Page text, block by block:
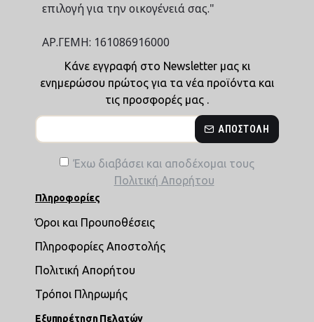
επιλογή για την οικογένειά σας."
ΑΡ.ΓΕΜΗ: 161086916000
Κάνε εγγραφή στο Newsletter μας κι
ενημερώσου πρώτος για τα νέα προϊόντα και
τις προσφορές μας .
ΑΠΟΣΤΟΛΉ
Έχω διαβάσει και αποδέχομαι τους
Πολιτική Απορήτου
Πληροφορίες
Όροι και Προυποθέσεις
Πληροφορίες Αποστολής
Πολιτική Απορήτου
Τρόποι Πληρωμής
Εξυπηρέτηση Πελατών